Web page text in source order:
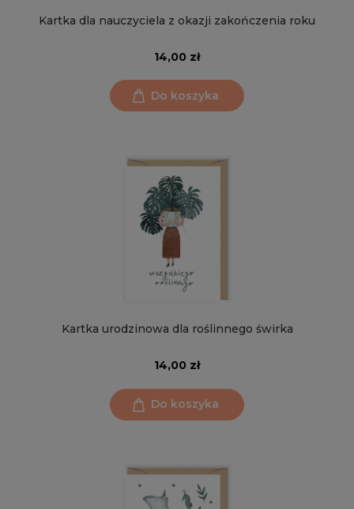
Kartka dla nauczyciela z okazji zakończenia roku
14,00 zł
Do koszyka
Kartka urodzinowa dla roślinnego świrka
14,00 zł
Do koszyka